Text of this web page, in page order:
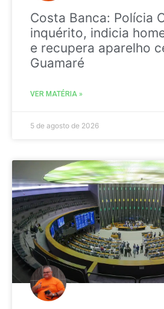
Costa Banca: Polícia
inquérito, indicia
e recupera aparelho
Guamaré
VER MATÉRIA »
5 de agosto de 2026